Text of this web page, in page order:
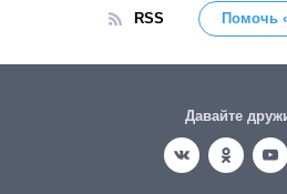
RSS Помочь
Давайте